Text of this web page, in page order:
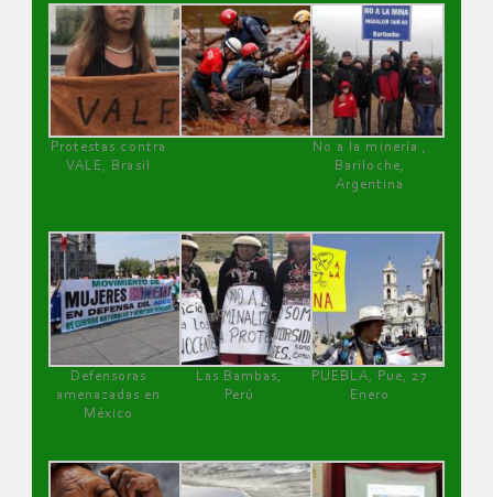
Protestas contra
VALE, Brasil
No a la minería ,
Bariloche,
Argentina
Defensoras
amenazadas en
México
Las Bambas,
Perú
PUEBLA, Pue, 27
Enero